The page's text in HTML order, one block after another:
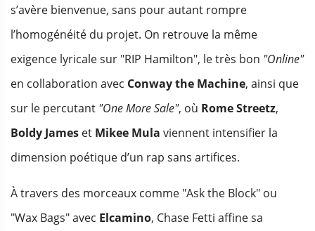
s’avère bienvenue, sans pour autant rompre
l’homogénéité du projet. On retrouve la même
exigence lyricale sur "RIP Hamilton", le très bon "Online"
en collaboration avec Conway the Machine, ainsi que
sur le percutant "One More Sale", où Rome Streetz,
Boldy James et Mikee Mula viennent intensifier la
dimension poétique d’un rap sans artifices.
À travers des morceaux comme "Ask the Block" ou
"Wax Bags" avec Elcamino, Chase Fetti affine sa